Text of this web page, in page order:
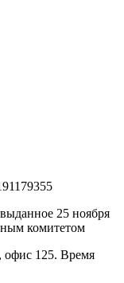
25 ноября
комитетом
офис 125. Время